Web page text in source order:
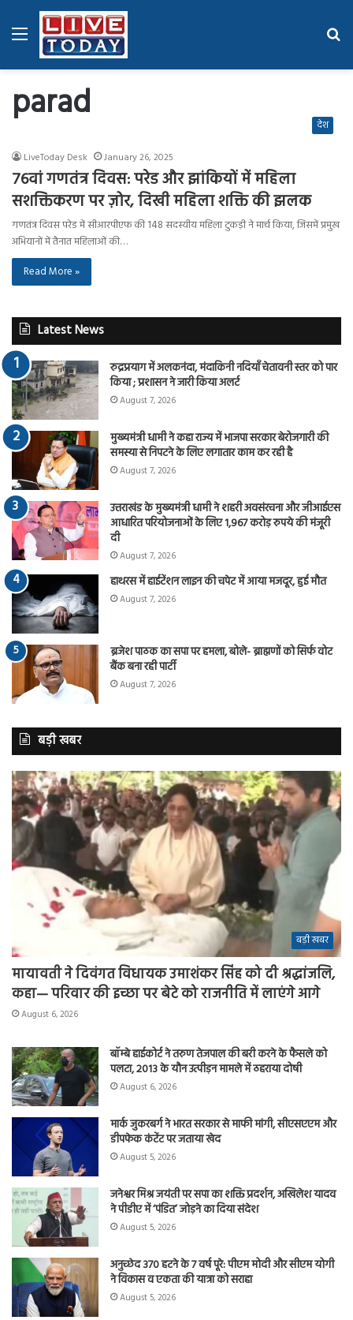
Menu
parad देश
LiveToday Desk January 26, 2025
76वां गणतंत्र दिवस: परेड और झांकियों में महिला
सशक्तिकरण पर ज़ोर, दिखी महिला शक्ति की झलक
गणतंत्र दिवस परेड में सीआरपीएफ की 148 सदस्यीय महिला टुकड़ी ने मार्च किया, जिसमें प्रमुख
अभियानों में तैनात महिलाओं की…
Read More »
Latest News
रुद्रप्रयाग में अलकनंदा, मंदाकिनी नदियाँ चेतावनी स्तर को पार
किया ; प्रशासन ने जारी किया अलर्ट
August 7, 2026
मुख्यमंत्री धामी ने कहा राज्य में भाजपा सरकार बेरोजगारी की
समस्या से निपटने के लिए लगातार काम कर रही है
August 7, 2026
उत्तराखंड के मुख्यमंत्री धामी ने शहरी अवसंरचना और जीआईएस
आधारित परियोजनाओं के लिए 1,967 करोड़ रुपये की मंजूरी
दी
August 7, 2026
हाथरस में हाईटेंशन लाइन की चपेट में आया मजदूर, हुई मौत
August 7, 2026
ब्रजेश पाठक का सपा पर हमला, बोले- ब्राह्मणों को सिर्फ वोट
बैंक बना रही पार्टी
August 7, 2026
बड़ी खबर
बड़ी खबर
मायावती ने दिवंगत विधायक उमाशंकर सिंह को दी श्रद्धांजलि,
कहा— परिवार की इच्छा पर बेटे को राजनीति में लाएंगे आगे
August 6, 2026
बॉम्बे हाईकोर्ट ने तरुण तेजपाल की बरी करने के फैसले को
पलटा, 2013 के यौन उत्पीड़न मामले में ठहराया दोषी
August 6, 2026
मार्क जुकरबर्ग ने भारत सरकार से माफी मांगी, सीएसएएम और
डीपफेक कंटेंट पर जताया खेद
August 5, 2026
जनेश्वर मिश्र जयंती पर सपा का शक्ति प्रदर्शन, अखिलेश यादव
ने पीडीए में ‘पंडित’ जोड़ने का दिया संदेश
August 5, 2026
अनुच्छेद 370 हटने के 7 वर्ष पूरे: पीएम मोदी और सीएम योगी
ने विकास व एकता की यात्रा को सराहा
August 5, 2026